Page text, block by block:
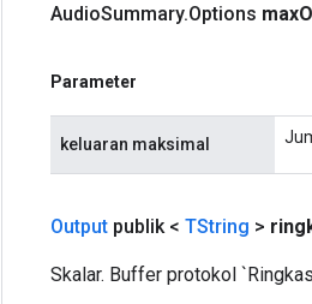
AudioSummary.Options max
Parameter
keluaran maksimal
Output publik < TString >
Skalar. Buffer protokol